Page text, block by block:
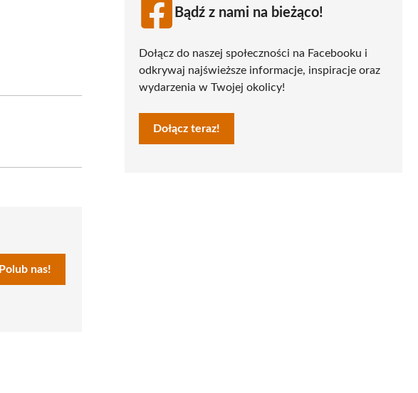
Polub nas!
Bądź z nami na bieżąco!
Dołącz do naszej społeczności na Facebooku i
odkrywaj najświeższe informacje, inspiracje oraz
wydarzenia w Twojej okolicy!
Dołącz teraz!